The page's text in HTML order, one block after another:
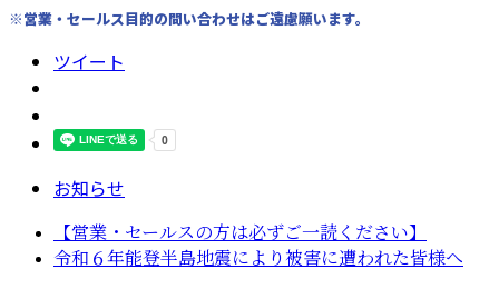
※営業・セールス目的の問い合わせはご遠慮願います。
ツイート
お知らせ
【営業・セールスの方は必ずご一読ください】
令和６年能登半島地震により被害に遭われた皆様へ